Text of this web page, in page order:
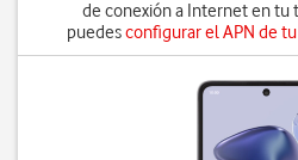
de conexión a Internet en tu
puedesconfigurar el APN de